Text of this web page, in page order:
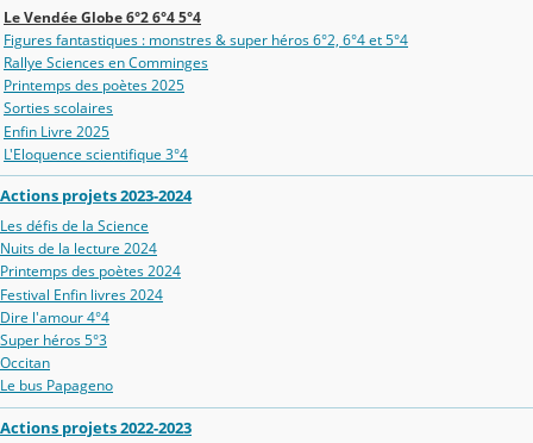
Le Vendée Globe 6°2 6°4 5°4
Figures fantastiques : monstres & super héros 6°2, 6°4 et 5°4
Rallye Sciences en Comminges
Printemps des poètes 2025
Sorties scolaires
Enfin Livre 2025
L'Eloquence scientifique 3°4
Actions projets 2023-2024
Les défis de la Science
Nuits de la lecture 2024
Printemps des poètes 2024
Festival Enfin livres 2024
Dire l'amour 4°4
Super héros 5°3
Occitan
Le bus Papageno
Actions projets 2022-2023